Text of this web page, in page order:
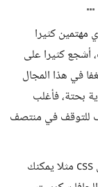
مهتمين كثيرا
أشجع كثيرا على
في هذا المجال
بحتة، فأغلب
للتوقف في منتصف
بالعودة إلى سؤالك فحسب تجربتي فبعد ال css مثلا يمكنك